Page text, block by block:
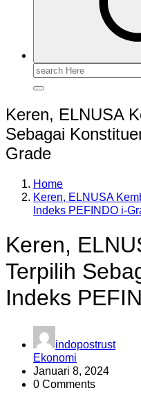
Search
Keren, ELNUSA
Sebagai
Grade
Home
Keren, ELNUSA
Indeks PEFINDO i-
Keren,
Terpilih
Indeks
indopostrust
Ekonomi
Januari 8, 2024
0 Comments